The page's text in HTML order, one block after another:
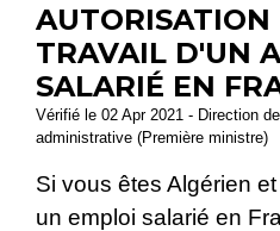
AUTORISATION
TRAVAIL D'UN
SALARIÉ EN
Vérifié le 02 Apr 2021 - Direction
administrative (Première ministre)
Si vous êtes Algérien
un emploi salarié en